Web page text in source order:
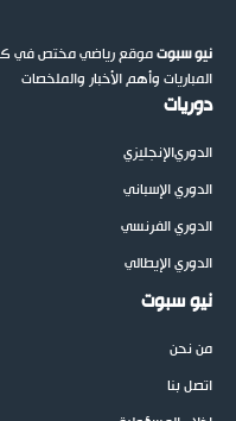
نيو سبوتموقع رياضي مختص في كرة
المباريات وأهم الأخبار والملخصات
دوريات
الدوريالإنجليزي
الدوري الإسباني
الدوري الفرنسي
الدوري الإيطالي
نيو سبوت
من نحن
اتصل بنا